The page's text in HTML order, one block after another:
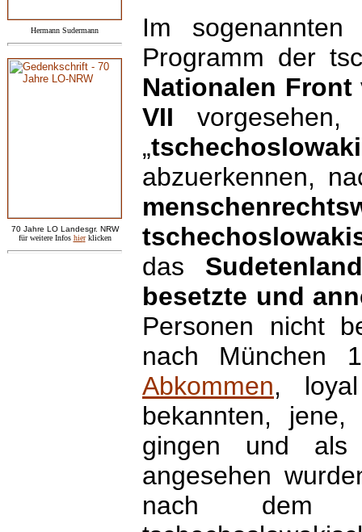
Hermann Sudermann
70 Jahre LO Landesgr. NRW
für weitere Infos hier klicken
Im sogenannten
Programm der
Nationalen Front
VII vorgesehen,
„
abzuerkennen,
das
besetzte und
Personen nicht
nach München
Abkommen,
bekannten,
gingen und als
angesehen
nach dem